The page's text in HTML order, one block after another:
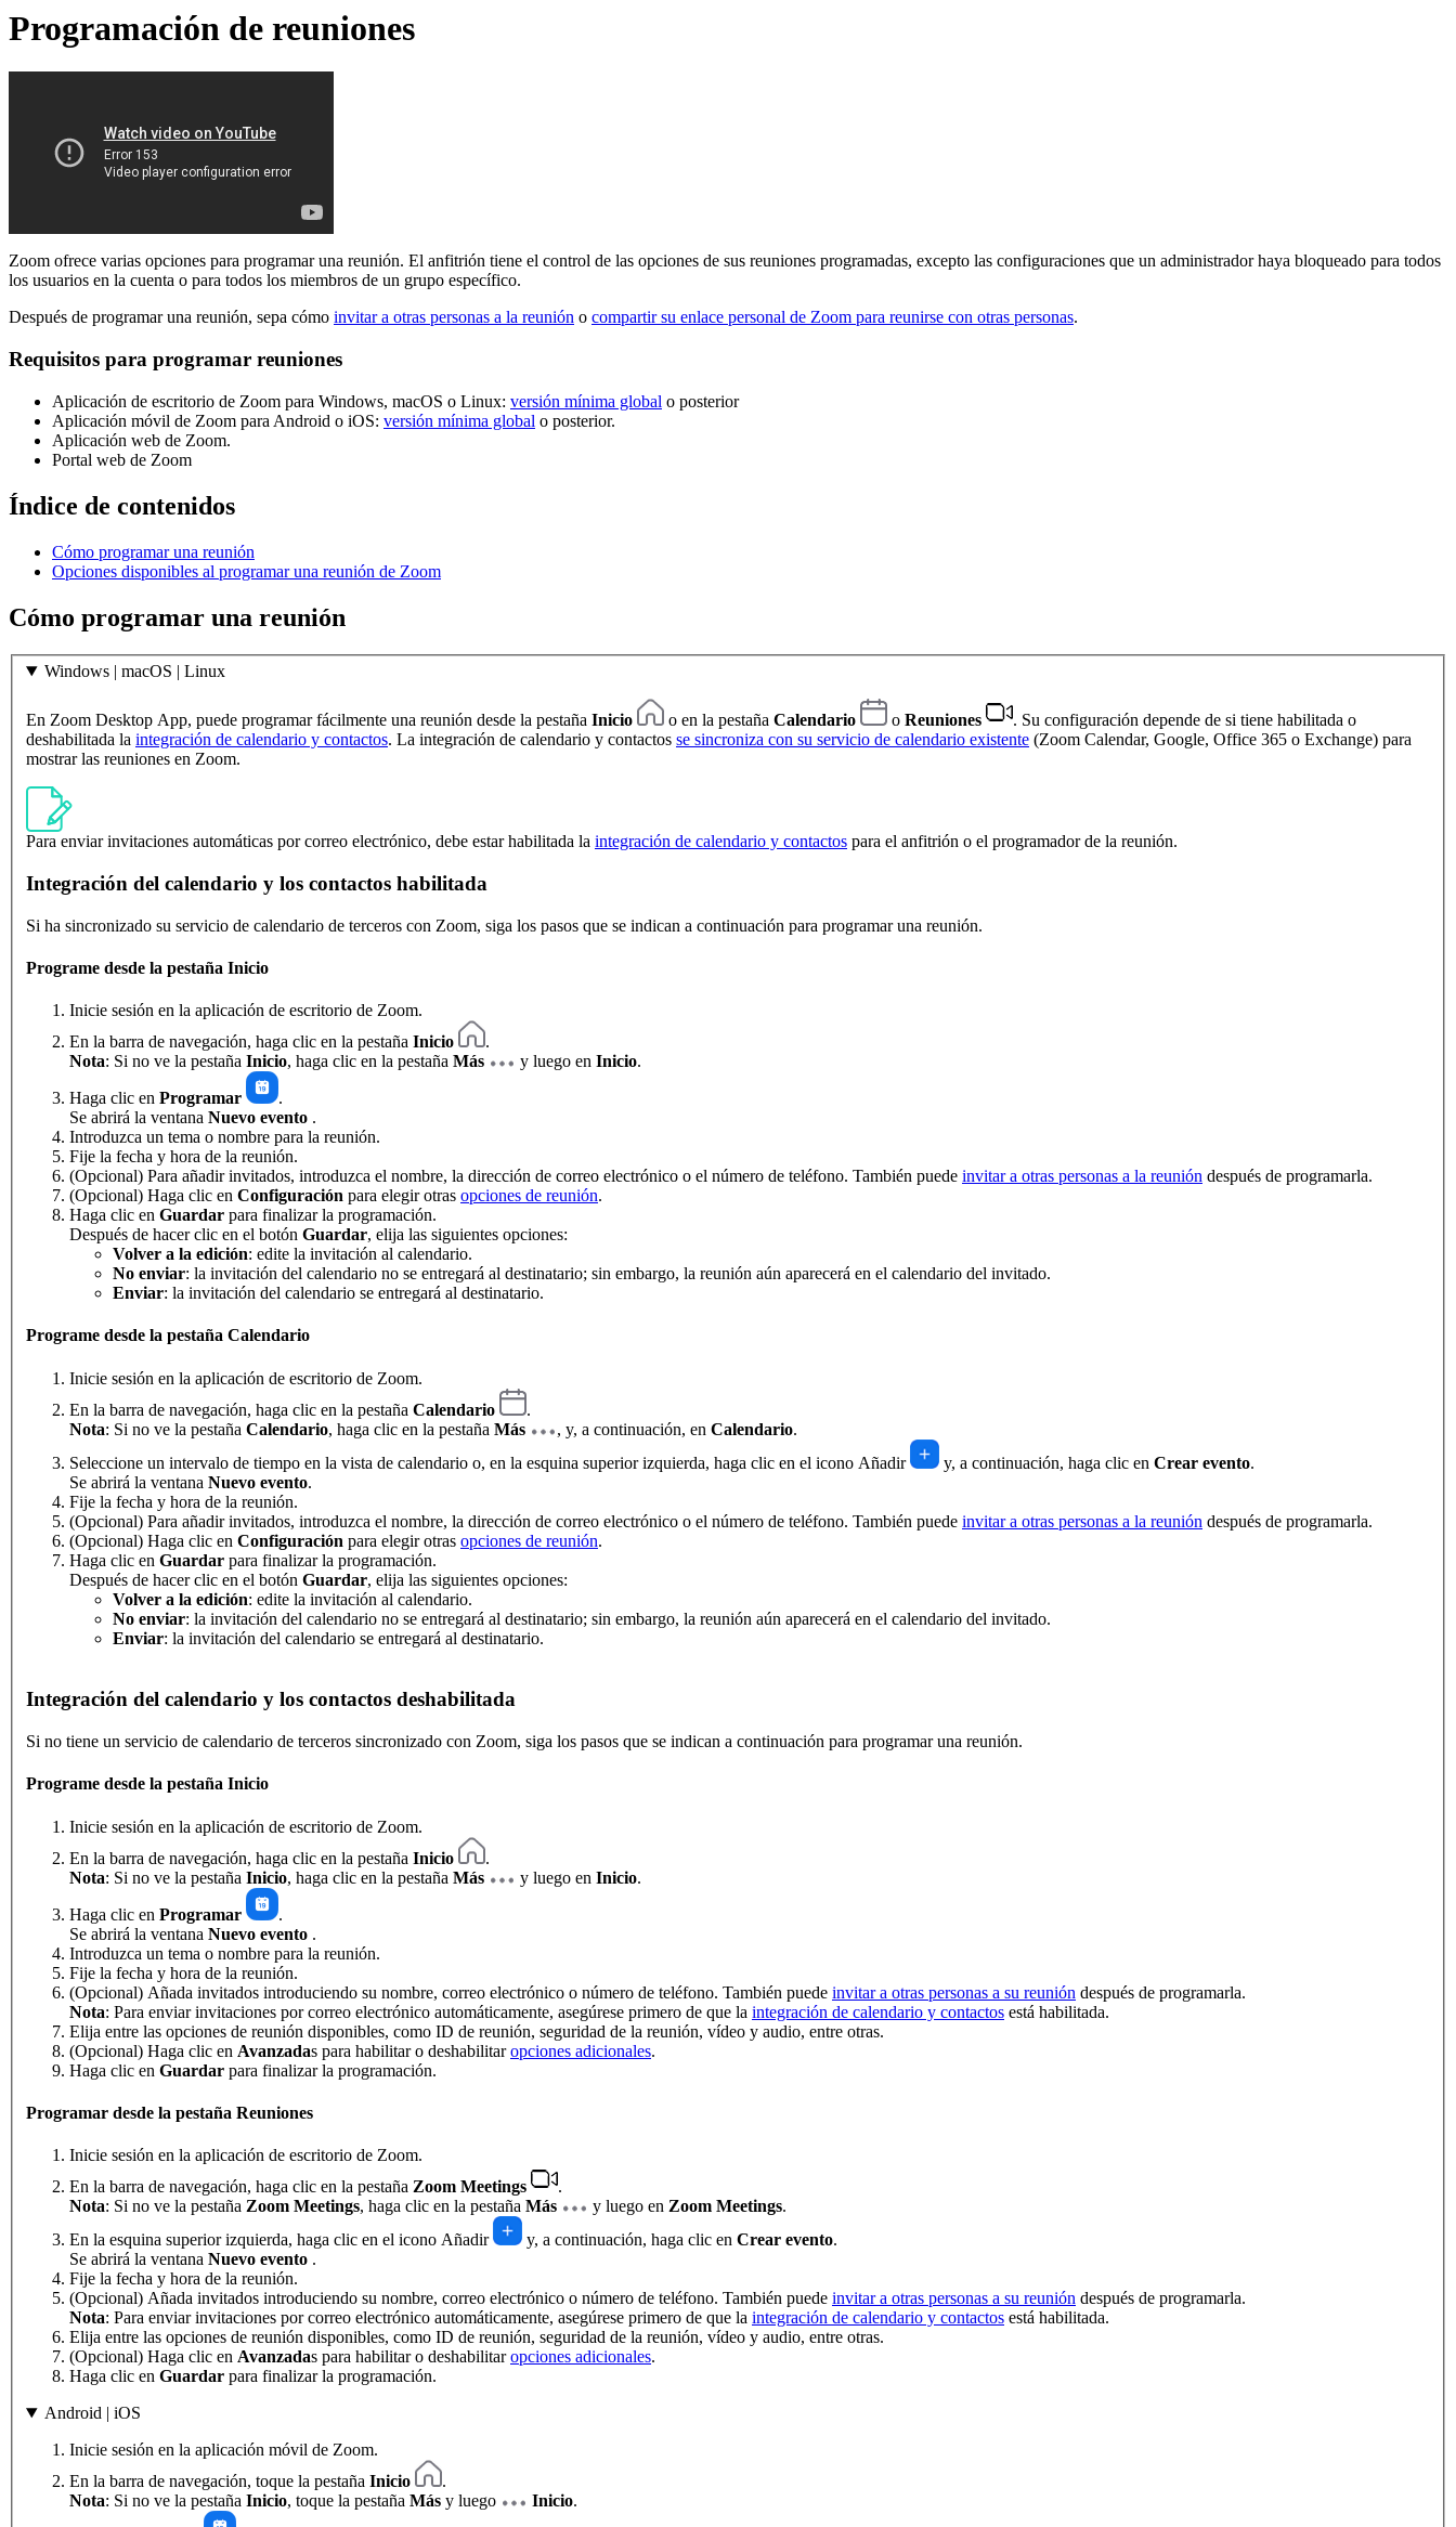
Programación de reuniones
Zoom ofrece varias opciones para programar una reunión. El anfitrión tiene el control de las opciones de sus reuniones programadas, excepto las configuraciones que un administrador haya bloqueado para todos
los usuarios en la cuenta o para todos los miembros de un grupo específico.
Después de programar una reunión, sepa cómo invitar a otras personas a la reunión o compartir su enlace personal de Zoom para reunirse con otras personas.
Requisitos para programar reuniones
Aplicación de escritorio de Zoom para Windows, macOS o Linux: versión mínima global o posterior
Aplicación móvil de Zoom para Android o iOS: versión mínima global o posterior.
Aplicación web de Zoom.
Portal web de Zoom
Índice de contenidos
Cómo programar una reunión
Opciones disponibles al programar una reunión de Zoom
Cómo programar una reunión
Windows | macOS | Linux
En Zoom Desktop App, puede programar fácilmente una reunión desde la pestaña Inicio o en la pestaña Calendario o Reuniones
. Su configuración depende de si tiene habilitada o
deshabilitada la integración de calendario y contactos. La integración de calendario y contactos se sincroniza con su servicio de calendario existente (Zoom Calendar, Google, Office 365 o Exchange) para
mostrar las reuniones en Zoom.
Para enviar invitaciones automáticas por correo electrónico, debe estar habilitada la integración de calendario y contactos para el anfitrión o el programador de la reunión.
Integración del calendario y los contactos habilitada
Si ha sincronizado su servicio de calendario de terceros con Zoom, siga los pasos que se indican a continuación para programar una reunión.
Programe desde la pestaña Inicio
Inicie sesión en la aplicación de escritorio de Zoom.
En la barra de navegación, haga clic en la pestaña Inicio
.
Nota: Si no ve la pestaña Inicio, haga clic en la pestaña Más y luego en Inicio.
Haga clic en Programar
.
Se abrirá la ventana Nuevo evento .
Introduzca un tema o nombre para la reunión.
Fije la fecha y hora de la reunión.
(Opcional) Para añadir invitados, introduzca el nombre, la dirección de correo electrónico o el número de teléfono. También puede invitar a otras personas a la reunión después de programarla.
(Opcional) Haga clic en Configuración para elegir otras opciones de reunión.
Haga clic en Guardar para finalizar la programación.
Después de hacer clic en el botón Guardar, elija las siguientes opciones:
Volver a la edición: edite la invitación al calendario.
No enviar: la invitación del calendario no se entregará al destinatario; sin embargo, la reunión aún aparecerá en el calendario del invitado.
Enviar: la invitación del calendario se entregará al destinatario.
Programe desde la pestaña Calendario
Inicie sesión en la aplicación de escritorio de Zoom.
En la barra de navegación, haga clic en la pestaña Calendario
.
Nota: Si no ve la pestaña Calendario, haga clic en la pestaña Más , y, a continuación, en Calendario.
Seleccione un intervalo de tiempo en la vista de calendario o, en la esquina superior izquierda, haga clic en el icono Añadir
y, a continuación, haga clic en Crear evento.
Se abrirá la ventana Nuevo evento.
Fije la fecha y hora de la reunión.
(Opcional) Para añadir invitados, introduzca el nombre, la dirección de correo electrónico o el número de teléfono. También puede invitar a otras personas a la reunión después de programarla.
(Opcional) Haga clic en Configuración para elegir otras opciones de reunión.
Haga clic en Guardar para finalizar la programación.
Después de hacer clic en el botón Guardar, elija las siguientes opciones:
Volver a la edición: edite la invitación al calendario.
No enviar: la invitación del calendario no se entregará al destinatario; sin embargo, la reunión aún aparecerá en el calendario del invitado.
Enviar: la invitación del calendario se entregará al destinatario.
Integración del calendario y los contactos deshabilitada
Si no tiene un servicio de calendario de terceros sincronizado con Zoom, siga los pasos que se indican a continuación para programar una reunión.
Programe desde la pestaña Inicio
Inicie sesión en la aplicación de escritorio de Zoom.
En la barra de navegación, haga clic en la pestaña Inicio
.
Nota: Si no ve la pestaña Inicio, haga clic en la pestaña Más y luego en Inicio.
Haga clic en Programar
.
Se abrirá la ventana Nuevo evento .
Introduzca un tema o nombre para la reunión.
Fije la fecha y hora de la reunión.
(Opcional) Añada invitados introduciendo su nombre, correo electrónico o número de teléfono. También puede invitar a otras personas a su reunión después de programarla.
Nota: Para enviar invitaciones por correo electrónico automáticamente, asegúrese primero de que la integración de calendario y contactos está habilitada.
Elija entre las opciones de reunión disponibles, como ID de reunión, seguridad de la reunión, vídeo y audio, entre otras.
(Opcional) Haga clic en Avanzadas para habilitar o deshabilitaropciones adicionales.
Haga clic en Guardar para finalizar la programación.
Programar desde la pestaña Reuniones
Inicie sesión en la aplicación de escritorio de Zoom.
En la barra de navegación, haga clic en la pestaña Zoom Meetings
.
Nota: Si no ve la pestaña Zoom Meetings, haga clic en la pestaña Más y luego en Zoom Meetings.
En la esquina superior izquierda, haga clic en el icono Añadir
y, a continuación, haga clic en Crear evento.
Se abrirá la ventana Nuevo evento .
Fije la fecha y hora de la reunión.
(Opcional) Añada invitados introduciendo su nombre, correo electrónico o número de teléfono. También puede invitar a otras personas a su reunión después de programarla.
Nota: Para enviar invitaciones por correo electrónico automáticamente, asegúrese primero de que la integración de calendario y contactos está habilitada.
Elija entre las opciones de reunión disponibles, como ID de reunión, seguridad de la reunión, vídeo y audio, entre otras.
(Opcional) Haga clic en Avanzadas para habilitar o deshabilitaropciones adicionales.
Haga clic en Guardar para finalizar la programación.
Android | iOS
Inicie sesión en la aplicación móvil de Zoom.
En la barra de navegación, toque la pestaña Inicio
.
Nota: Si no ve la pestaña Inicio, toque la pestaña Más y luego Inicio.